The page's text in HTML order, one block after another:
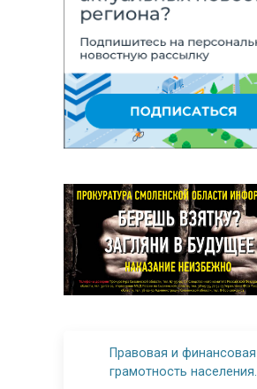
Правовая и финансовая
грамотность населения.